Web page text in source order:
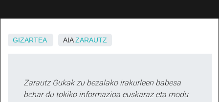
GIZARTEA AIAZARAUTZ
Zarautz Gukak zu bezalako irakurleen babesa
behar du tokiko informazioa euskaraz eta modu